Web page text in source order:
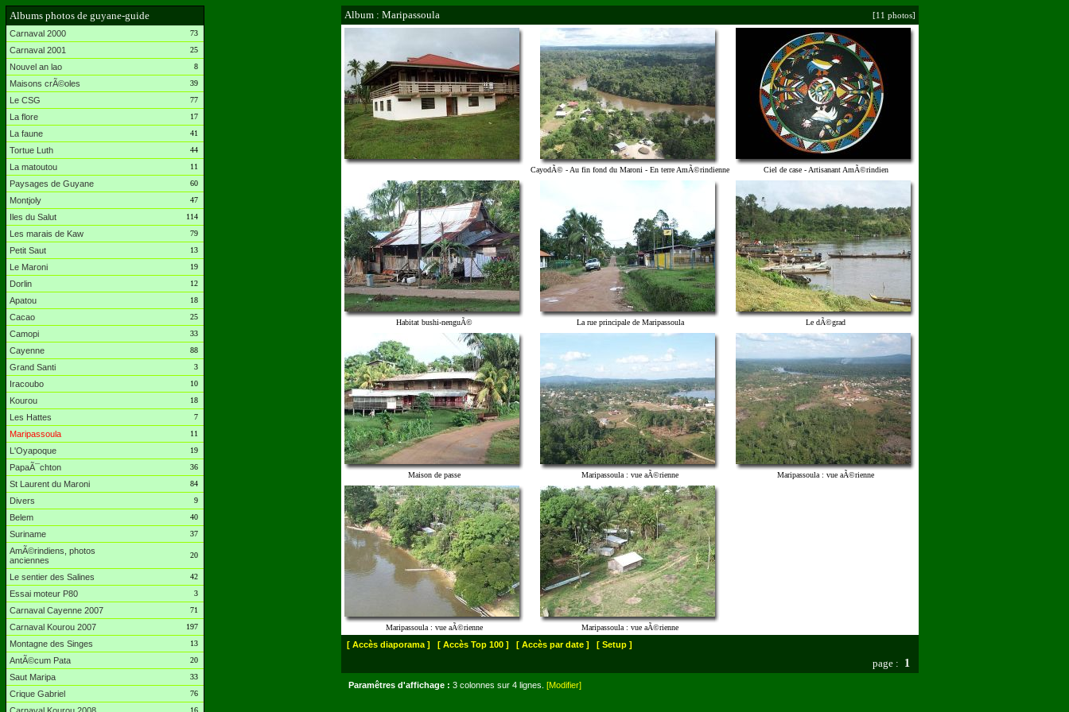
Albums photos de guyane-guide
Carnaval 2000 73
Carnaval 2001 25
Nouvel an lao 8
Maisons crÃ©oles 39
Le CSG 77
La flore 17
La faune 41
Tortue Luth 44
La matoutou 11
Paysages de Guyane 60
Montjoly 47
Iles du Salut 114
Les marais de Kaw 79
Petit Saut 13
Le Maroni 19
Dorlin 12
Apatou 18
Cacao 25
Camopi 33
Cayenne 88
Grand Santi 3
Iracoubo 10
Kourou 18
Les Hattes 7
Maripassoula 11
L'Oyapoque 19
PapaÃ¯chton 36
St Laurent du Maroni 84
Divers 9
Belem 40
Suriname 37
AmÃ©rindiens, photos
anciennes
20
Le sentier des Salines 42
Essai moteur P80 3
Carnaval Cayenne 2007 71
Carnaval Kourou 2007 197
Montagne des Singes 13
AntÃ©cum Pata 20
Saut Maripa 33
Crique Gabriel 76
16
Album : Maripassoula [11 photos]
CayodÃ© - Au fin fond du Maroni - En terre AmÃ©rindienne Ciel de case - Artisanant AmÃ©rindien
Habitat bushi-nenguÃ© La rue principale de Maripassoula Le dÃ©grad
Maison de passe Maripassoula : vue aÃ©rienne Maripassoula : vue aÃ©rienne
Maripassoula : vue aÃ©rienne Maripassoula : vue aÃ©rienne
[ Accès diaporama ] [ Accès Top 100 ] [ Accès par date ] [ Setup ]
page : 1
Paramêtres d'affichage : 3 colonnes sur 4 lignes. [Modifier]